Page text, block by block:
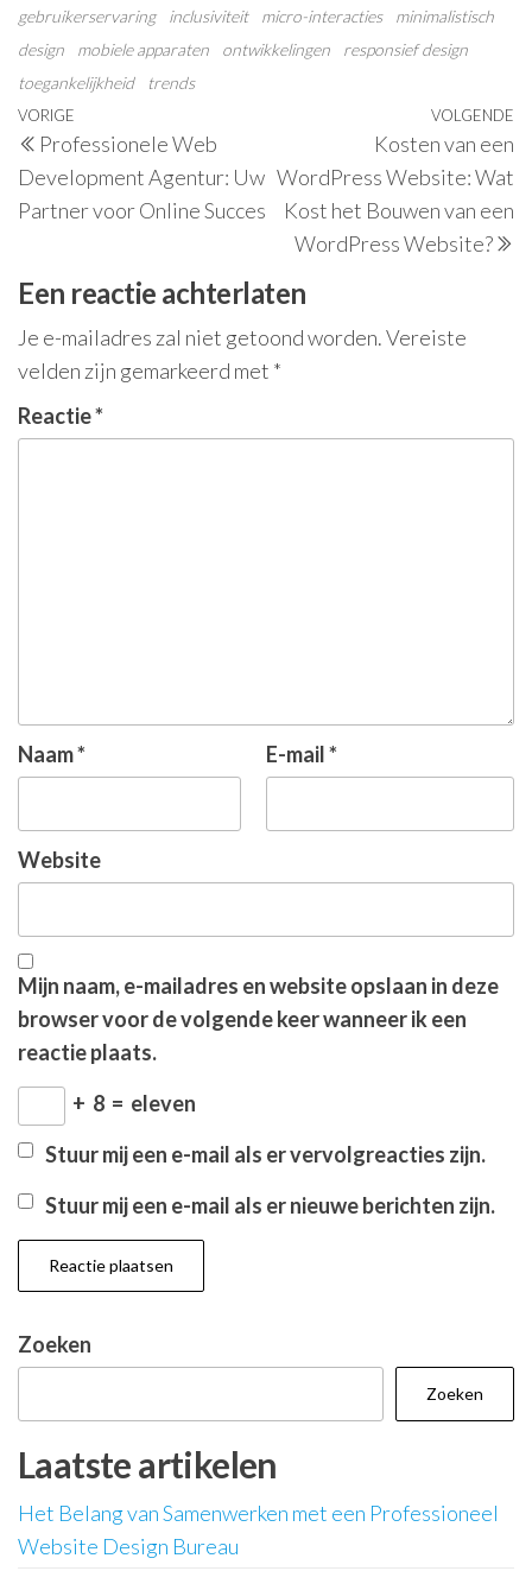
gebruikerservaring
inclusiviteit micro-interacties
minimalistisch
design
mobiele apparaten ontwikkelingen
responsief design
toegankelijkheid
trends
Berichtnavigatie
Vorig
bericht
VORIGE
Professionele Web
Development Agentur: Uw
Partner voor Online Succes
VOLGENDE
Kosten van een
WordPress Website: Wat
Kost het Bouwen van een
WordPress Website?
Een reactie achterlaten
Je e-mailadres zal niet getoond worden.Vereiste
velden zijn gemarkeerd met *
Reactie*
Naam* E-mail*
Website
Mijn naam, e-mailadres en website opslaan in deze
browser voor de volgende keer wanneer ik een
reactie plaats.
+ 8 = eleven
Stuur mij een e-mail als er vervolgreacties zijn.
Stuur mij een e-mail als er nieuwe berichten zijn.
Zoeken
Zoeken
Laatste artikelen
Het Belang van Samenwerken met een Professioneel
Website Design Bureau